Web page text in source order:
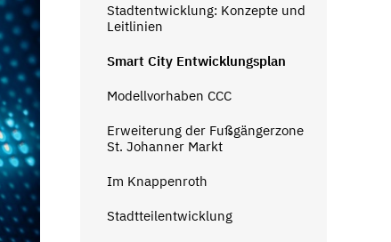
Stadtentwicklung: Konzepte und
Leitlinien
Smart City Entwicklungsplan
Modellvorhaben CCC
Erweiterung der Fußgängerzone
St. Johanner Markt
Im Knappenroth
Stadtteilentwicklung